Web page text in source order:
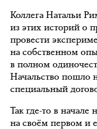
Коллега Натальи
из этих историй о
провести
на собственном
в полном
Начальство пошло
специальный
Так где-то в
на своём первом и